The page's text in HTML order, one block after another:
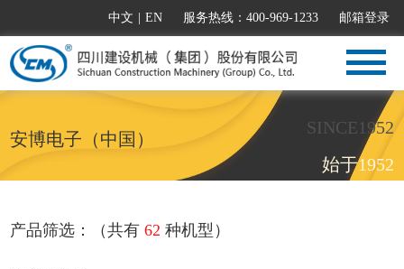
中文 EN 服务热线：400-969-1233 邮箱登录
安博电子（中国）
SINCE1952
始于1952
产品筛选：（共有62 种机型）